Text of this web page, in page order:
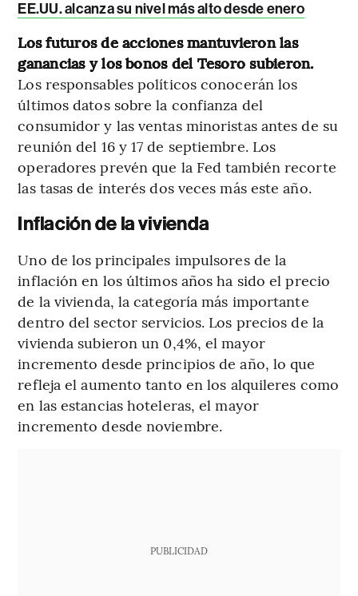
EE.UU. alcanza su nivel más alto desde enero
Los futuros de acciones mantuvieron las
ganancias y los bonos del Tesoro subieron.
Los responsables políticos conocerán los
últimos datos sobre la confianza del
consumidor y las ventas minoristas antes de su
reunión del 16 y 17 de septiembre. Los
operadores prevén que la Fed también recorte
las tasas de interés dos veces más este año.
Inflación de la vivienda
Uno de los principales impulsores de la
inflación en los últimos años ha sido el precio
de la vivienda, la categoría más importante
dentro del sector servicios. Los precios de la
vivienda subieron un 0,4%, el mayor
incremento desde principios de año, lo que
refleja el aumento tanto en los alquileres como
en las estancias hoteleras, el mayor
incremento desde noviembre.
PUBLICIDAD